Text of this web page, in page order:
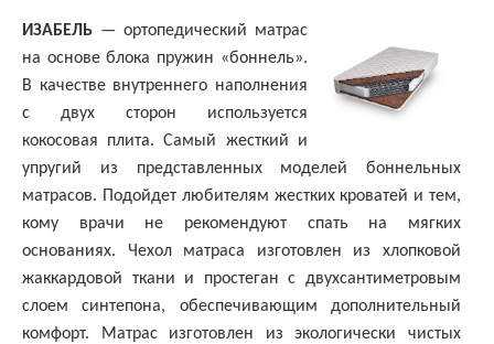
ИЗАБЕЛЬ — ортопедический матрас
на основе блока пружин «боннель».
В качестве внутреннего наполнения
с двух сторон используется
кокосовая плита. Самый жесткий и
упругий из представленных моделей боннельных
матрасов. Подойдет любителям жестких кроватей и тем,
кому врачи не рекомендуют спать на мягких
основаниях. Чехол матраса изготовлен из хлопковой
жаккардовой ткани и простеган с двухсантиметровым
слоем синтепона, обеспечивающим дополнительный
комфорт. Матрас изготовлен из экологически чистых